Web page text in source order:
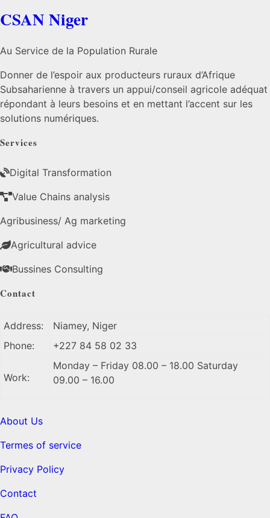
CSAN Niger
Au Service de la Population Rurale
Donner de l’espoir aux producteurs ruraux d’Afrique
Subsaharienne à travers un appui/conseil agricole adéquat
répondant à leurs besoins et en mettant l’accent sur les
solutions numériques.
Services
Digital Transformation
Value Chains analysis
Agribusiness/ Ag marketing
Agricultural advice
Bussines Consulting
Contact
Address:
Niamey, Niger
Phone:
+227 84 58 02 33
Work:
Monday – Friday 08.00 – 18.00 Saturday
09.00 – 16.00
About Us
Termes of service
Privacy Policy
Contact